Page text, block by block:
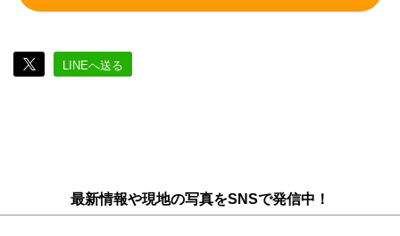
LINEへ送る
最新情報や現地の写真をSNSで発信中！